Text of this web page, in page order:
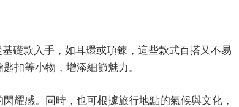
礎款入手，如耳環或項鍊，這些款式百搭又不易
扣等小物，增添細節魅力。
耀感。同時，也可根據旅行地點的氣候與文化，